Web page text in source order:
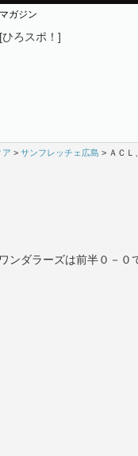
ガジン
ア > サンフレッチェ広島 > ＡＣＬ
ンダラーズは前半０－０